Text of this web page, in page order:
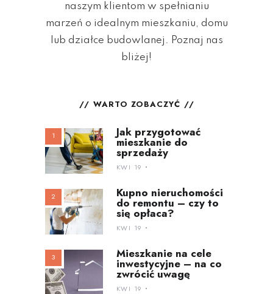
naszym klientom w spełnianiu
marzeń o idealnym mieszkaniu, domu
lub działce budowlanej. Poznaj nas
bliżej!
WARTO ZOBACZYĆ
Jak przygotować
mieszkanie do
sprzedaży
KWI 19
Kupno nieruchomości
do remontu – czy to
się opłaca?
KWI 19
Mieszkanie na cele
inwestycyjne – na co
zwrócić uwagę
KWI 19